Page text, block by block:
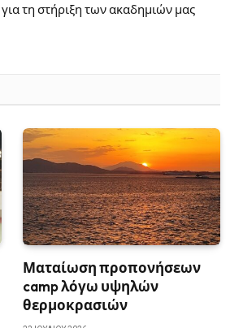
για τη στήριξη των ακαδημιών μας
Ματαίωση προπονήσεων
camp λόγω υψηλών
θερμοκρασιών